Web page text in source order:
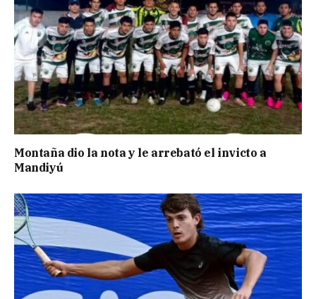
Montaña dio la nota y le arrebató el invicto a
Mandiyú